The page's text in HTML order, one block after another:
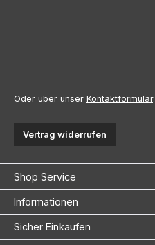
Oder über unser Kontaktformular.
Vertrag widerrufen
Shop Service
Informationen
Sicher Einkaufen